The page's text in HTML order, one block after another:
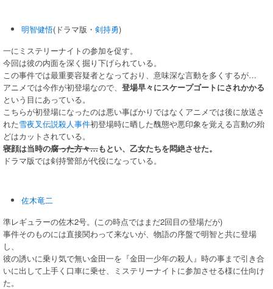
明智健悟(ドラマ版・ 剣持勇)
一にミステリーナイトの参加を促す。
今回は彼の内面を深く掘り下げられている。
この事件では最重要容疑者となっており、意味深な言動を多くするが…
アニメでは今作が初登場なので、 登場早々にスケープゴートにされかかる
という目にあっている。
こちらが初登場になったのは悪い事ばかりではなくアニメでは後に放送さ
れた雪夜叉伝説殺人事件初登場時に晒した醜態や悪印象を覚える言動の殆
どはカットされている。
寝顔は当時の腐った方々…もとい、乙女たちを悶絶させた。
ドラマ版では剣持警部が代役になっている。
佐木竜二
準レギュラーの佐木2号。(この時点ではまだ2回目の登場だが)
事件そのものには直接関わって来ないが、物語の序盤で明智と共に登場
し、
彼の誘いに乗り気で無い金田一を『金田一少年の殺人』時の事まで引き合
いに出して上手く口車に乗せ、ミステリーナイトに参加させる様に仕向け
た。